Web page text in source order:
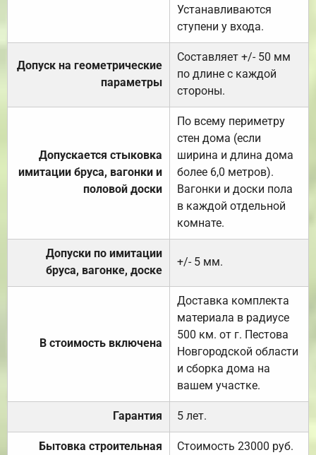
Устанавливаются
ступени у входа.
Допуск на геометрические
параметры
Составляет +/- 50 мм
по длине с каждой
стороны.
Допускается стыковка
имитации бруса, вагонки и
половой доски
По всему периметру
стен дома (если
ширина и длина дома
более 6,0 метров).
Вагонки и доски пола
в каждой отдельной
комнате.
Допуски по имитации
бруса, вагонке, доске
+/- 5 мм.
В стоимость включена
Доставка комплекта
материала в радиусе
500 км. от г. Пестова
Новгородской области
и сборка дома на
вашем участке.
Гарантия 5 лет.
Бытовка строительная Стоимость 23000 руб.